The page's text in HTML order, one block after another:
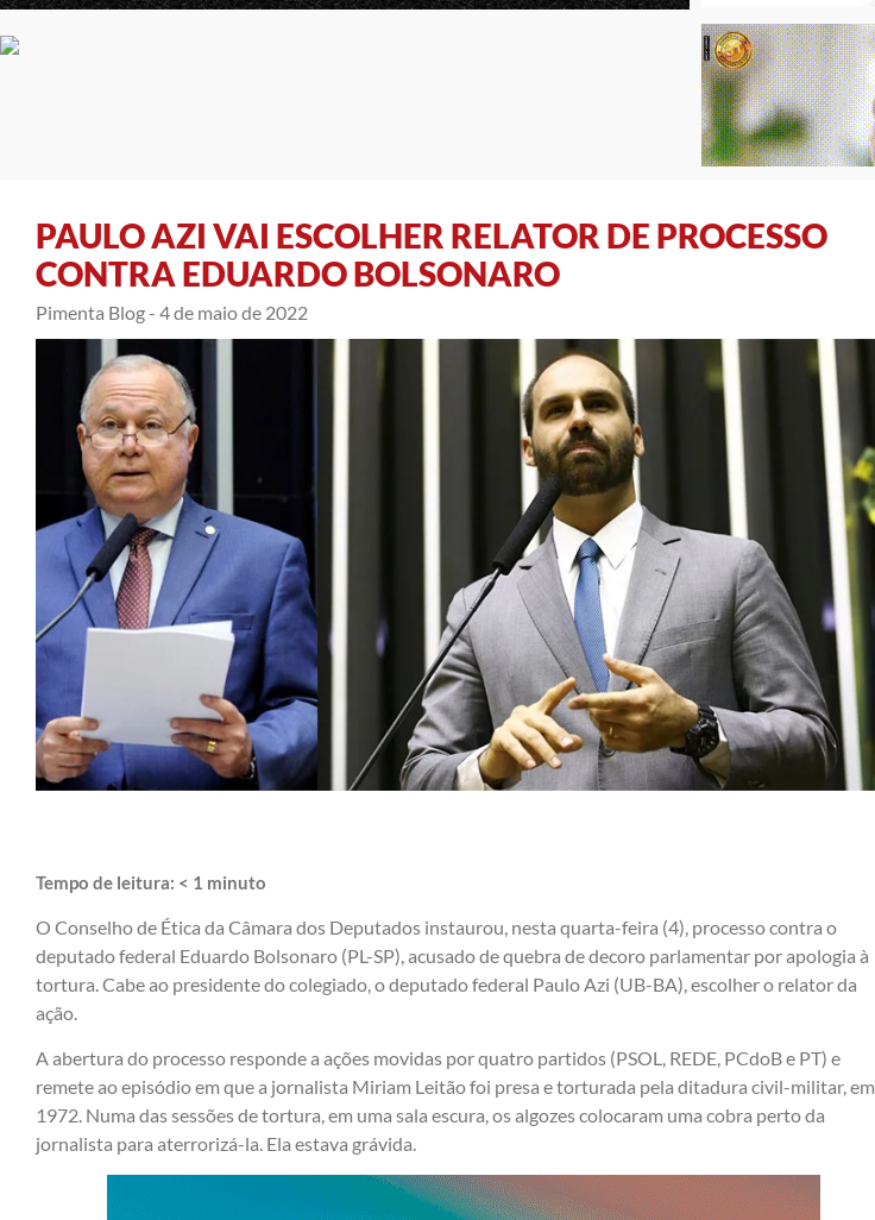
PAULO AZI VAI ESCOLHER RELATOR DE PROCESSO
CONTRA EDUARDO BOLSONARO
Pimenta Blog - 4 de maio de 2022
Tempo de leitura: < 1 minuto
O Conselho de Ética da Câmara dos Deputados instaurou, nesta quarta-feira (4), processo contra o
deputado federal Eduardo Bolsonaro (PL-SP), acusado de quebra de decoro parlamentar por apologia à
tortura. Cabe ao presidente do colegiado, o deputado federal Paulo Azi (UB-BA), escolher o relator da
ação.
A abertura do processo responde a ações movidas por quatro partidos (PSOL, REDE, PCdoB e PT) e
remete ao episódio em que a jornalista Miriam Leitão foi presa e torturada pela ditadura civil-militar, em
1972. Numa das sessões de tortura, em uma sala escura, os algozes colocaram uma cobra perto da
jornalista para aterrorizá-la. Ela estava grávida.